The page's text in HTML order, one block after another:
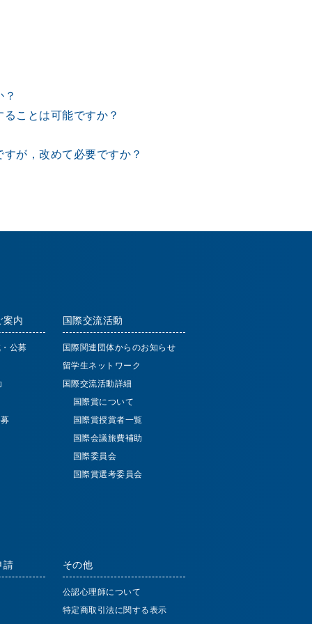
ことは可能ですか？
が，改めて必要ですか？
案内
公募
国際交流活動
国際関連団体からのお知らせ
留学生ネットワーク
国際交流活動詳細
国際賞について
国際賞授賞者一覧
国際会議旅費補助
国際委員会
国際賞選考委員会
請 その他
公認心理師について
特定商取引法に関する表示